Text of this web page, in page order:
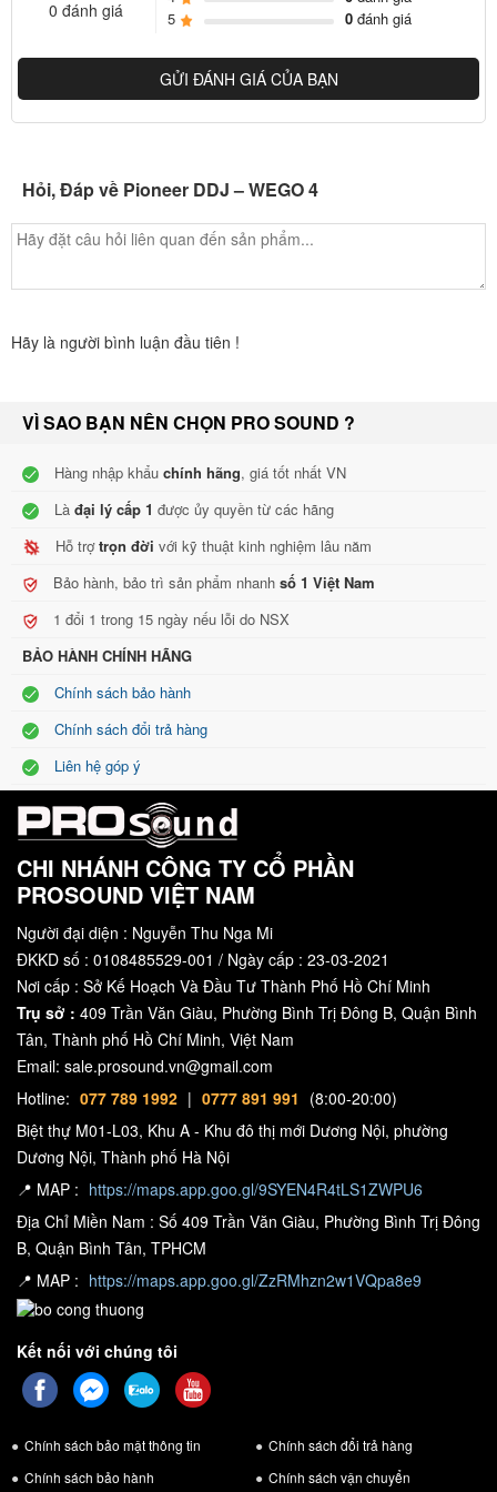
REKORDBOX DJ
này. Chỉ cần kích hoạt key của bạn cho phần mềm DJ của
LAYOUT ĐƠN GIẢN, KIỂM SOÁT NÂNG CAO
Một loạt các tính năng chuyên nghiệp – bao gồm Hot Cues,
gọn, nhẹ. Học DJ theo cách bố trí đơn giản và dễ dàng bước lên
một thiết lập pro-DJ, bao gồm nhiều bộ CDJ và mixer DJM.
PC MASTER OUT
Để linh hoạt, bạn có thể chọn nghe bản phối của mình qua loa bên
trong máy tính, loa máy tính để bàn được kết nối hoặc phát qua loa
không dây. Đồng thời, bạn có thể sử dụng tai nghe của mình để
đưa ra tín hiệu độc lập.
0 đánh giá
5
0đánh giá
GỬI ĐÁNH GIÁ CỦA BẠN
Hỏi, Đáp về Pioneer DDJ – WEGO 4
Hãy là người bình luận đầu tiên !
VÌ SAO BẠN NÊN CHỌN PRO SOUND ?
Hàng nhập khẩu chính hãng, giá tốt nhất VN
Là đại lý cấp 1 được ủy quyền từ các hãng
Hỗ trợtrọn đời với kỹ thuật kinh nghiệm lâu năm
Bảo hành, bảo trì sản phẩm nhanh số 1 Việt Nam
1 đổi 1 trong 15 ngày nếu lỗi do NSX
BẢO HÀNH CHÍNH HÃNG
Chính sách bảo hành
Chính sách đổi trả hàng
Liên hệ góp ý
CHI NHÁNH CÔNG TY CỔ PHẦN
PROSOUND VIỆT NAM
Người đại diện : Nguyễn Thu Nga Mi
ĐKKD số : 0108485529-001 / Ngày cấp : 23-03-2021
Nơi cấp : Sở Kế Hoạch Và Đầu Tư Thành Phố Hồ Chí Minh
Trụ sở : 409 Trần Văn Giàu, Phường Bình Trị Đông B, Quận Bình
Tân, Thành phố Hồ Chí Minh, Việt Nam
Email: sale.prosound.vn@gmail.com
Hotline: 077 789 1992 | 0777 891 991 (8:00-20:00)
Biệt thự M01-L03, Khu A - Khu đô thị mới Dương Nội, phường
Dương Nội, Thành phố Hà Nội
📍 MAP : https://maps.app.goo.gl/9SYEN4R4tLS1ZWPU6
Địa Chỉ Miền Nam : Số 409 Trần Văn Giàu, Phường Bình Trị Đông
B, Quận Bình Tân, TPHCM
📍 MAP : https://maps.app.goo.gl/ZzRMhzn2w1VQpa8e9
Kết nối với chúng tôi
Chính sách bảo mật thông tin
Chính sách đổi trả hàng
Chính sách bảo hành
Chính sách vận chuyển